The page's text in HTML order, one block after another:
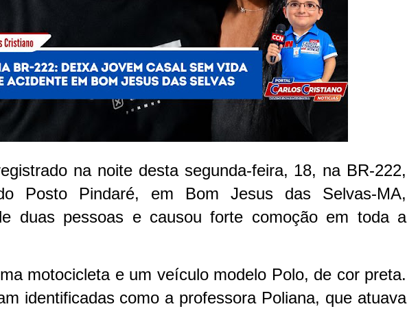
na noite desta segunda-feira, 18, na BR-222,
Posto Pindaré, em Bom Jesus das Selvas-MA,
duas pessoas e causou forte comoção em toda a
motocicleta e um veículo modelo Polo, de cor preta.
identificadas como a professora Poliana, que atuava